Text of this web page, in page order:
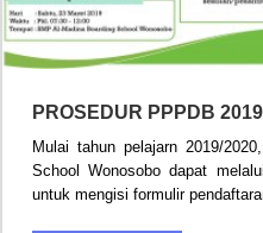
PROSEDUR PPPDB
Mulai tahun pelajarn 2019/
School Wonosobo dapat
untuk mengisi formulir